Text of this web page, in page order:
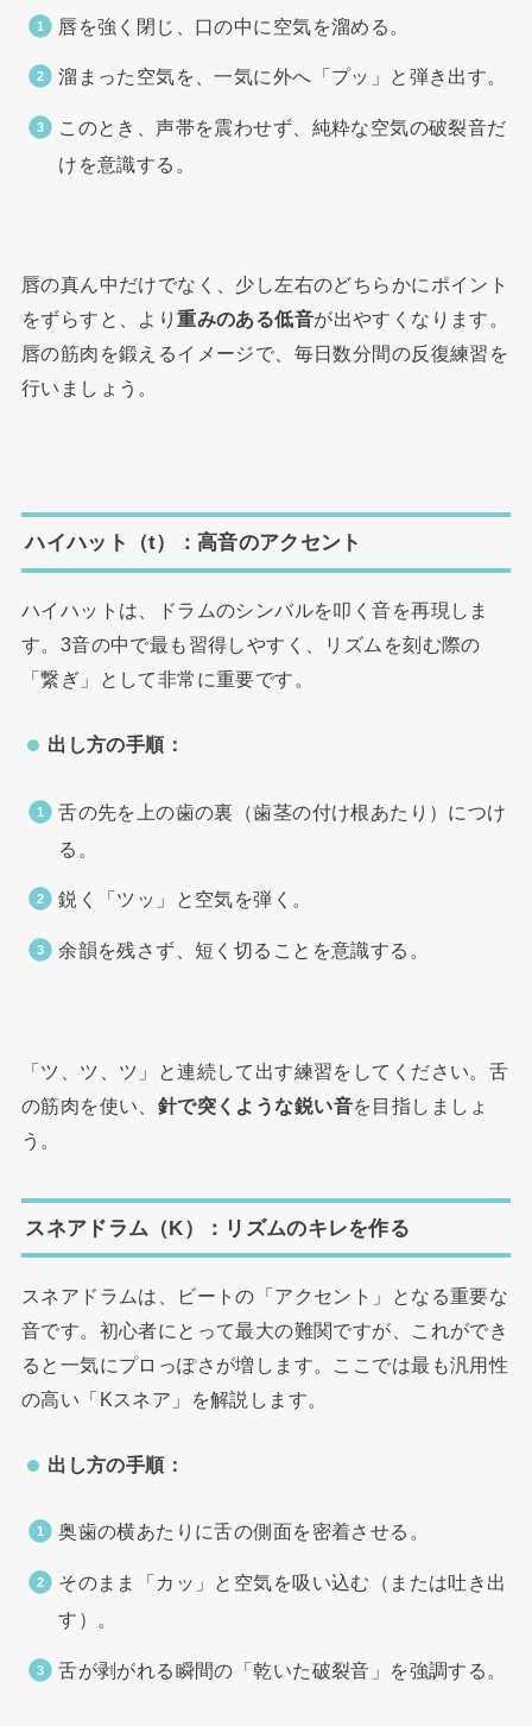
唇を強く閉じ、口の中に空気を溜める。
溜まった空気を、一気に外へ「プッ」と弾き出す。
このとき、声帯を震わせず、純粋な空気の破裂音だ
けを意識する。
唇の真ん中だけでなく、少し左右のどちらかにポイント
をずらすと、より重みのある低音が出やすくなります。
唇の筋肉を鍛えるイメージで、毎日数分間の反復練習を
行いましょう。
ハイハット（t）：高音のアクセント
ハイハットは、ドラムのシンバルを叩く音を再現しま
す。3音の中で最も習得しやすく、リズムを刻む際の
「繋ぎ」として非常に重要です。
出し方の手順：
舌の先を上の歯の裏（歯茎の付け根あたり）につけ
る。
鋭く「ツッ」と空気を弾く。
余韻を残さず、短く切ることを意識する。
「ツ、ツ、ツ」と連続して出す練習をしてください。舌
の筋肉を使い、 針で突くような鋭い音を目指しましょ
う。
スネアドラム（K）：リズムのキレを作る
スネアドラムは、ビートの「アクセント」となる重要な
音です。初心者にとって最大の難関ですが、これができ
ると一気にプロっぽさが増します。ここでは最も汎用性
の高い「Kスネア」を解説します。
出し方の手順：
奥歯の横あたりに舌の側面を密着させる。
そのまま「カッ」と空気を吸い込む（または吐き出
す）。
舌が剥がれる瞬間の「乾いた破裂音」を強調する。